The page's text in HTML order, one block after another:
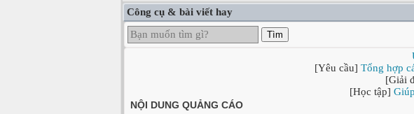
Công cụ & bài viết hay
Tìm
[Yêu cầu] Tổng hợp
[Giải
[Học tập]